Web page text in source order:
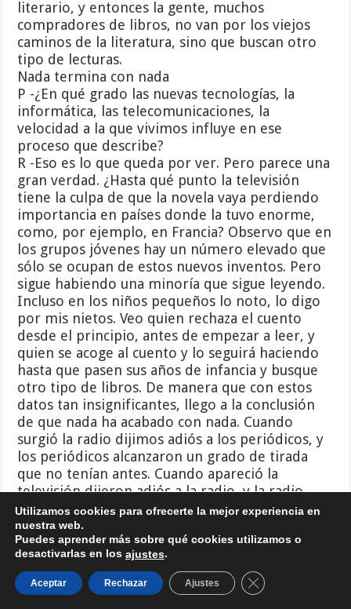
literario, y entonces la gente, muchos
compradores de libros, no van por los viejos
caminos de la literatura, sino que buscan otro
tipo de lecturas.
Nada termina con nada
P -¿En qué grado las nuevas tecnologías, la
informática, las telecomunicaciones, la
velocidad a la que vivimos influye en ese
proceso que describe?
R -Eso es lo que queda por ver. Pero parece una
gran verdad. ¿Hasta qué punto la televisión
tiene la culpa de que la novela vaya perdiendo
importancia en países donde la tuvo enorme,
como, por ejemplo, en Francia? Observo que en
los grupos jóvenes hay un número elevado que
sólo se ocupan de estos nuevos inventos. Pero
sigue habiendo una minoría que sigue leyendo.
Incluso en los niños pequeños lo noto, lo digo
por mis nietos. Veo quien rechaza el cuento
desde el principio, antes de empezar a leer, y
quien se acoge al cuento y lo seguirá haciendo
hasta que pasen sus años de infancia y busque
otro tipo de libros. De manera que con estos
datos tan insignificantes, llego a la conclusión
de que nada ha acabado con nada. Cuando
surgió la radio dijimos adiós a los periódicos, y
los periódicos alcanzaron un grado de tirada
que no tenían antes. Cuando apareció la
televisión dijeron adiós a la radio, y la radio
sigue oyéndose y apreciándose por mucha
gente. Nada termina con nada. Si el nuevo
invento, por ejemplo la televisión, se
preocupase de darnos programas menos
idiotas de los que nos está dando, se
fomentaría el interés por la cultura, por lo
Utilizamos cookies para ofrecerte la mejor experiencia en
nuestra web.
Puedes aprender más sobre qué cookies utilizamos o
desactivarlas en los ajustes.
Aceptar Rechazar Ajustes Cerrar el banner